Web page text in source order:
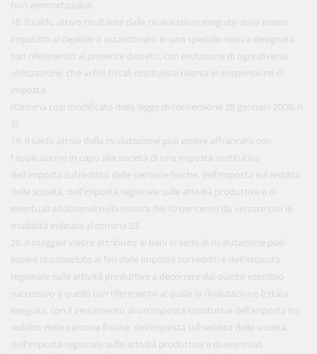
non ammortizzabili.
18. Il saldo attivo risultante dalle rivalutazioni eseguite deve essere
imputato al capitale o accantonato in una speciale riserva designata
con riferimento al presente decreto, con esclusione di ogni diversa
utilizzazione, che ai fini fiscali costituisce riserva in sospensione di
imposta.
(Comma così modificato dalla legge di conversione 28 gennaio 2009, n.
2)
19. Il saldo attivo della rivalutazione può essere affrancato con
l'applicazione in capo alla società di una imposta sostitutiva
dell'imposta sul reddito delle persone fisiche, dell'imposta sul reddito
delle società, dell'imposta regionale sulle attività produttive e di
eventuali addizionali nella misura del 10 per cento da versare con le
modalità indicate al comma 23.
20. Il maggior valore attribuito ai beni in sede di rivalutazione può
essere riconosciuto ai fini delle imposte sui redditi e dell'imposta
regionale sulle attività produttive a decorrere dal quinto esercizio
successivo a quello con riferimento al quale la rivalutazione è stata
eseguita, con il versamento di un'imposta sostitutiva dell'imposta sul
reddito delle persone fisiche, dell'imposta sul reddito delle società,
dell'imposta regionale sulle attività produttive e di eventuali